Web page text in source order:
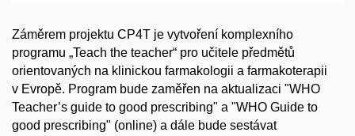
Záměrem projektu CP4T je vytvoření komplexního
programu „Teach the teacher“ pro učitele předmětů
orientovaných na klinickou farmakologii a farmakoterapii
v Evropě. Program bude zaměřen na aktualizaci "WHO
Teacher’s guide to good prescribing" a "WHO Guide to
good prescribing" (online) a dále bude sestávat